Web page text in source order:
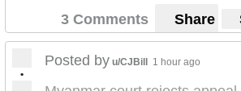
3 Comments Share
•
Posted by u/CJBill 1 hour ago